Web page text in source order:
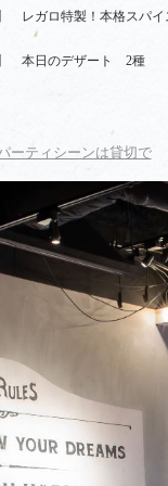
レガロ特製！本格スパイ
本日のデザート 2種
ーティシーンは貸切で